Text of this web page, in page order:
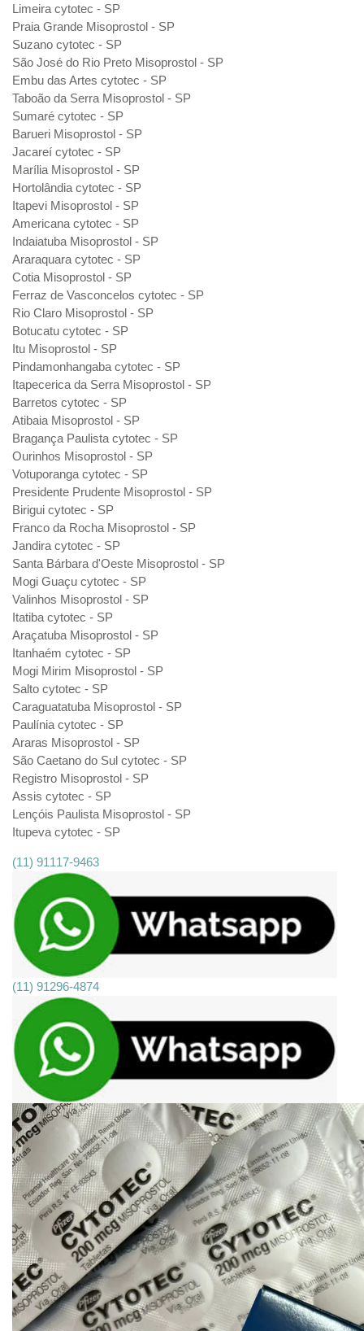
Limeira cytotec - SP
Praia Grande Misoprostol - SP
Suzano cytotec - SP
São José do Rio Preto Misoprostol - SP
Embu das Artes cytotec - SP
Taboão da Serra Misoprostol - SP
Sumaré cytotec - SP
Barueri Misoprostol - SP
Jacareí cytotec - SP
Marília Misoprostol - SP
Hortolândia cytotec - SP
Itapevi Misoprostol - SP
Americana cytotec - SP
Indaiatuba Misoprostol - SP
Araraquara cytotec - SP
Cotia Misoprostol - SP
Ferraz de Vasconcelos cytotec - SP
Rio Claro Misoprostol - SP
Botucatu cytotec - SP
Itu Misoprostol - SP
Pindamonhangaba cytotec - SP
Itapecerica da Serra Misoprostol - SP
Barretos cytotec - SP
Atibaia Misoprostol - SP
Bragança Paulista cytotec - SP
Ourinhos Misoprostol - SP
Votuporanga cytotec - SP
Presidente Prudente Misoprostol - SP
Birigui cytotec - SP
Franco da Rocha Misoprostol - SP
Jandira cytotec - SP
Santa Bárbara d'Oeste Misoprostol - SP
Mogi Guaçu cytotec - SP
Valinhos Misoprostol - SP
Itatiba cytotec - SP
Araçatuba Misoprostol - SP
Itanhaém cytotec - SP
Mogi Mirim Misoprostol - SP
Salto cytotec - SP
Caraguatatuba Misoprostol - SP
Paulínia cytotec - SP
Araras Misoprostol - SP
São Caetano do Sul cytotec - SP
Registro Misoprostol - SP
Assis cytotec - SP
Lençóis Paulista Misoprostol - SP
Itupeva cytotec - SP
(11) 91117-9463
(11) 91296-4874